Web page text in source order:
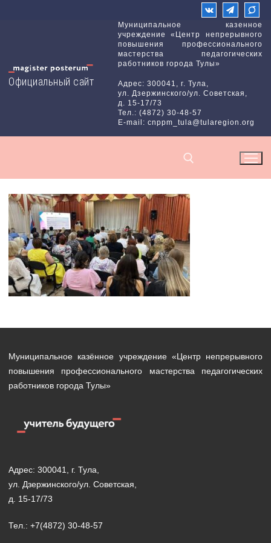
Официальный сайт
Муниципальное казенное
учреждение «Центр непрерывного
повышения профессионального
мастерства педагогических
работников города Тулы»
Адрес: 300041, г. Тула,
ул. Дзержинского/ул. Советская,
д. 15-17/73
Тел.: (4872) 30-48-57
E-mail: cnppm_tula@tularegion.org
Найти:
Муниципальное казённое учреждение «Центр непрерывного
повышения профессионального мастерства педагогических
работников города Тулы»
Адрес: 300041, г. Тула,
ул. Дзержинского/ул. Советская,
д. 15-17/73
Тел.: +7(4872) 30-48-57